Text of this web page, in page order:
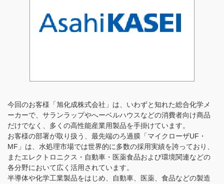
今回のお客様「旭化成株式会社」は、いわずと知れた総合化学メ
ーカーで、サランラップやへーベルハウスなどの消費者向け商品
だけでなく、多くの高性能産業用製品を手掛けています。
お客様の部署が取り扱う、最先端のろ過膜「マイクローザUF・
MF」は、水処理市場では世界的に多数の採用実績を誇っており、
またエレクトロニクス・自動車・医薬食品および環境関連などの
各分野において広く活用されています。
半導体や化学工業製品をはじめ、自動車、医薬、食品などの製造